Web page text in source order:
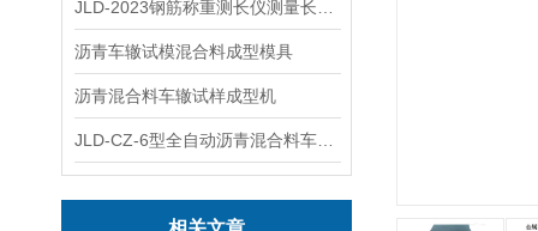
沥青车辙试模混合料成型模具
沥青混合料车辙试样成型机